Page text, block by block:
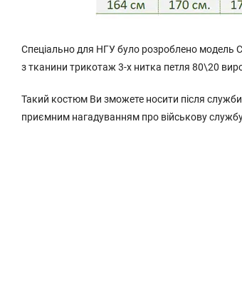
Спеціально для НГУ було розроблено модель
з тканини трикотаж 3-х нитка петля 80\20
Такий костюм Ви зможете носити після
приємним нагадуванням про військову